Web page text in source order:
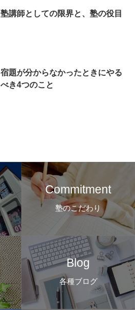
塾講師としての限界と、塾の役目
宿題が分からなかったときにやる
べき4つのこと
Commitment
塾のこだわり
Blog
各種ブログ